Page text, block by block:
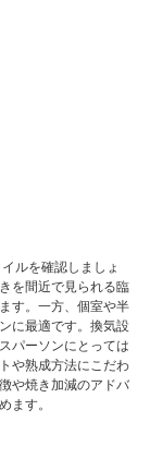
ルを確認しましょ
を間近で見られる臨
す。一方、個室や半
に最適です。換気設
パーソンにとっては
や熟成方法にこだわ
や焼き加減のアドバ
ます。